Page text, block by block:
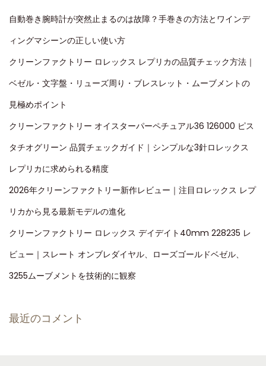
自動巻き腕時計が突然止まるのは故障？手巻きの方法とワインデ
ィングマシーンの正しい使い方
クリーンファクトリー ロレックス レプリカの品質チェック方法｜
ベゼル・文字盤・リューズ周り・ブレスレット・ムーブメントの
見極めポイント
クリーンファクトリー オイスターパーペチュアル36 126000 ピス
タチオグリーン 品質チェックガイド｜シンプルな3針ロレックス
レプリカに求められる精度
2026年クリーンファクトリー新作レビュー｜注目ロレックス レプ
リカから見る最新モデルの進化
クリーンファクトリー ロレックス デイデイト40mm 228235 レ
ビュー｜スレート オンブレダイヤル、ローズゴールドベゼル、
3255ムーブメントを技術的に観察
最近のコメント